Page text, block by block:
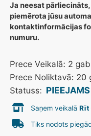
Ja neesat
piemērota jūsu
kontaktinformācijas
numuru.
Prece Veikalā: 2
Prece Noliktavā: 20
Statuss: PIEEJAMS
Saņem veikalā Rīt
Tiks nodots